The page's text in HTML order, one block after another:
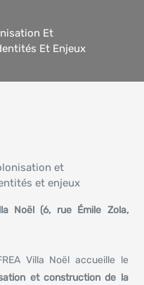
Et
Et Enjeux
Noël (6, rue Émile Zola,
Villa Noël accueille le
et construction de la